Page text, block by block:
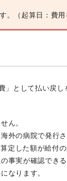
（起算日：費用
として払い戻
ん。
外の病院で発行
定した額が給付の
事実が確認でき
なります。